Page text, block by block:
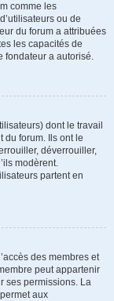
comme les
ou de
du forum a attribuées
les capacités de
fondateur a autorisé.
dont le travail
du forum. Ils ont le
déverrouiller,
modèrent.
partent en
des membres et
peut appartenir
ses permissions. La
aux